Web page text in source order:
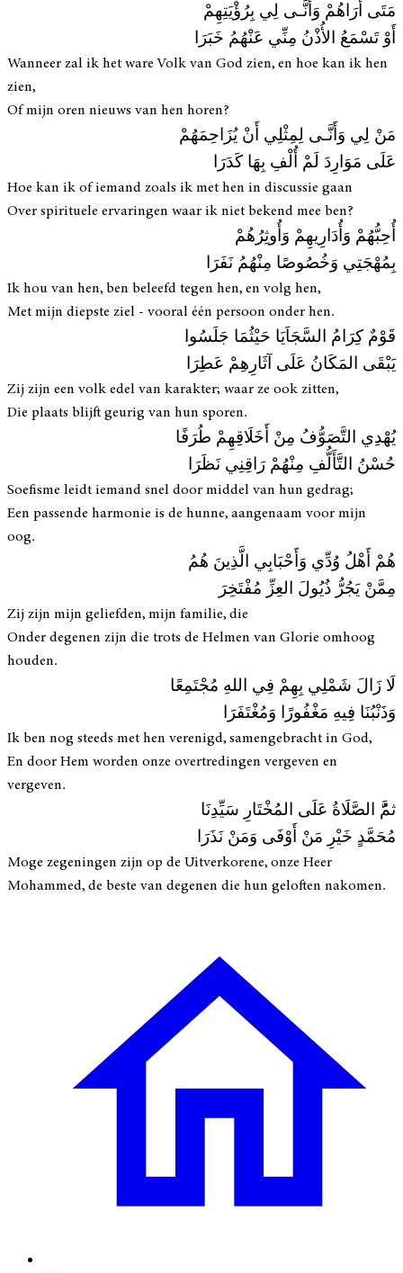
مَتَى أَرَاهُمْ وَأَنَّـى لِي بِرُؤْيَتِهِمْ
أَوْ تَسْمَعُ الأُذْنُ مِنِّي عَنْهُمُ خَبَرَا
Wanneer zal ik het ware Volk van God zien, en hoe kan ik hen
zien,
Of mijn oren nieuws van hen horen?
مَنْ لِي وَأَنَّـى لِمِثْلِي أَنْ يُزَاحِمَهُمْ
عَلَى مَوَارِدَ لَمْ أُلْفِ بِهَا كَدَرَا
Hoe kan ik of iemand zoals ik met hen in discussie gaan
Over spirituele ervaringen waar ik niet bekend mee ben?
أُحِبُّهُمْ وَأُدَارِيهِمْ وَأُوثِرُهُمْ
بِمُهْجَتِي وَخُصُوصًا مِنْهُمُ نَفَرَا
Ik hou van hen, ben beleefd tegen hen, en volg hen,
Met mijn diepste ziel - vooral één persoon onder hen.
قَوْمٌ كِرَامُ السَّجَاَيَا حَيْثُمَا جَلَسُوا
يَبْقَى المَكَانُ عَلَى آثَارِهِمْ عَطِرَا
Zij zijn een volk edel van karakter; waar ze ook zitten,
Die plaats blijft geurig van hun sporen.
يُهْدِي التَّصَوُّفُ مِنْ أَخَلَاقِهِمْ طُرَفًا
حُسْنُ التَّأَلُّفِ مِنْهُمْ رَاقِنِي نَظَرَا
Soefisme leidt iemand snel door middel van hun gedrag;
Een passende harmonie is de hunne, aangenaam voor mijn
oog.
هُمْ أَهْلُ وُدِّي وَأَحْبَابِي الَّذِينَ هُمُ
مِمَّنْ يَجُرُّ ذُيُولَ العِزِّ مُفْتَخِرَ
Zij zijn mijn geliefden, mijn familie, die
Onder degenen zijn die trots de Helmen van Glorie omhoog
houden.
لَا زَالَ شَمْلِي بِهِمْ فِي اللهِ مُجْتَمِعًا
وَذَنْبُنَا فِيهِ مَغْفُورًا وَمُغْتَفَرَا
Ik ben nog steeds met hen verenigd, samengebracht in God,
En door Hem worden onze overtredingen vergeven en
vergeven.
ثمَُّ الصَّلَاةُ عَلَى المُخْتَارِ سَيِّدِنَا
مُحَمَّدٍ خَيْرِ مَنْ أَوْفَى وَمَنْ نَذَرَا
Moge zegeningen zijn op de Uitverkorene, onze Heer
Mohammed, de beste van degenen die hun geloften nakomen.